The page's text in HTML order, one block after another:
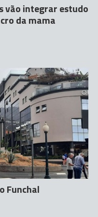
vão integrar estudo
da mama
Funchal